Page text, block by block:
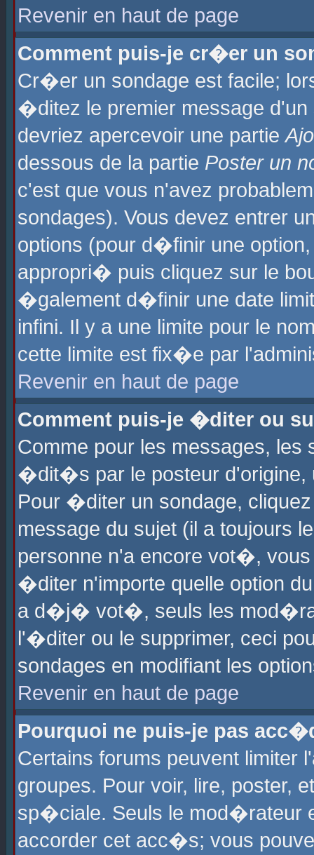
Revenir en haut de page
Comment puis-je cr�er un
Cr�er un sondage est facile;
�ditez le premier message
devriez apercevoir une partie
dessous de la partie Poster un
c'est que vous n'avez
sondages). Vous devez entrer
options (pour d�finir une
appropri� puis cliquez sur le
�galement d�finir une date
infini. Il y a une limite pour le
cette limite est fix�e par
Revenir en haut de page
Comment puis-je �diter ou
Comme pour les messages,
�dit�s par le posteur d'origine,
Pour �diter un sondage,
message du sujet (il a toujours
personne n'a encore vot�,
�diter n'importe quelle option
a d�j� vot�, seuls les
l'�diter ou le supprimer, ceci
sondages en modifiant les
Revenir en haut de page
Pourquoi ne puis-je pas
Certains forums peuvent
groupes. Pour voir, lire, poster,
sp�ciale. Seuls le mod�rateur
accorder cet acc�s; vous